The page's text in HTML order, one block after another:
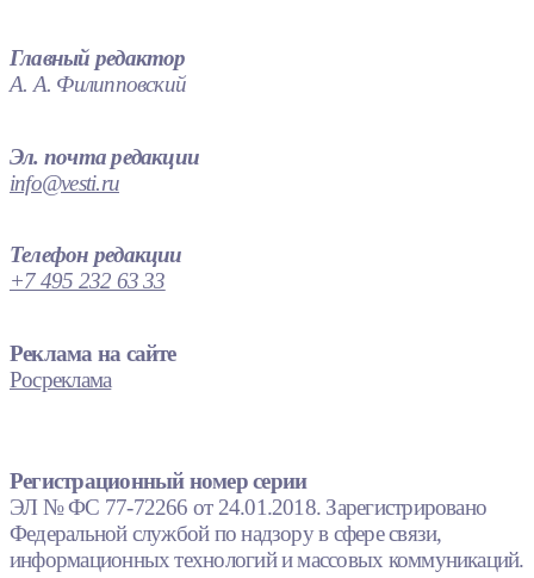
Главный редактор
А. А. Филипповский
Эл. почта редакции
info@vesti.ru
Телефон редакции
+7 495 232 63 33
Реклама на сайте
Росреклама
Регистрационный номер серии
ЭЛ № ФС 77-72266 от 24.01.2018. Зарегистрировано
Федеральной службой по надзору в сфере связи,
информационных технологий и массовых коммуникаций.